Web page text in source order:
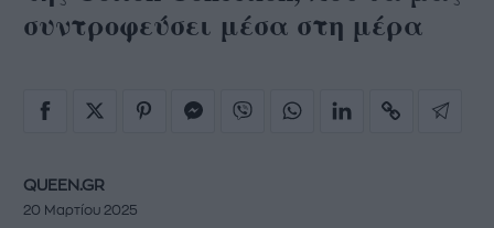
συντροφεύσει μέσα στη μέρα
QUEEN.GR
20 Μαρτίου 2025